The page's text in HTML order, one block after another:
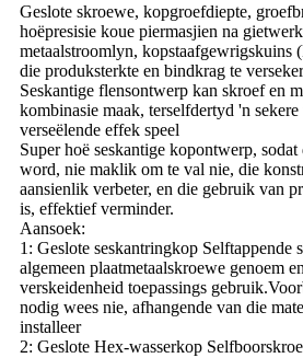
Geslote skroewe, kopgroefdiepte,
hoëpresisie koue piermasjien na
metaalstroomlyn, kopstaafgewrigskuins
die produksterkte en bindkrag te
Seskantige flensontwerp kan skroef en
kombinasie maak, terselfdertyd 'n
verseëlende effek speel
Super hoë seskantige kopontwerp,
word, nie maklik om te val nie, die
aansienlik verbeter, en die gebruik van
is, effektief verminder.
Aansoek:
1: Geslote seskantringkop Selftappende
algemeen plaatmetaalskroewe genoem
verskeidenheid toepassings
nodig wees nie, afhangende van die
installeer
2: Geslote Hex-wasserkop